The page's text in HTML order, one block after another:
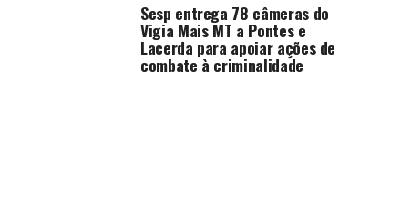
Sesp entrega 78 câmeras do
Vigia Mais MT a Pontes e
Lacerda para apoiar ações de
combate à criminalidade